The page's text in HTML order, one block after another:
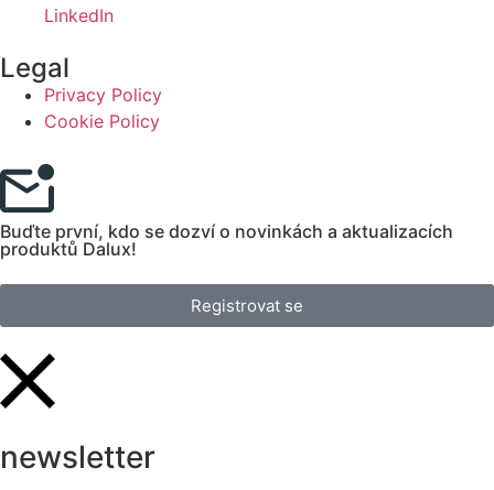
LinkedIn
Legal
Privacy Policy
Cookie Policy
Buďte první, kdo se dozví o novinkách a aktualizacích
produktů Dalux!
Registrovat se
newsletter